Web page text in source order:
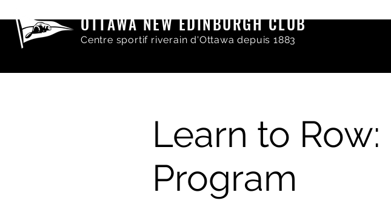
OTTAWA NEW EDINBURGH CLUB
Centre sportif riverain d'Ottawa depuis 1883
Learn to
Program